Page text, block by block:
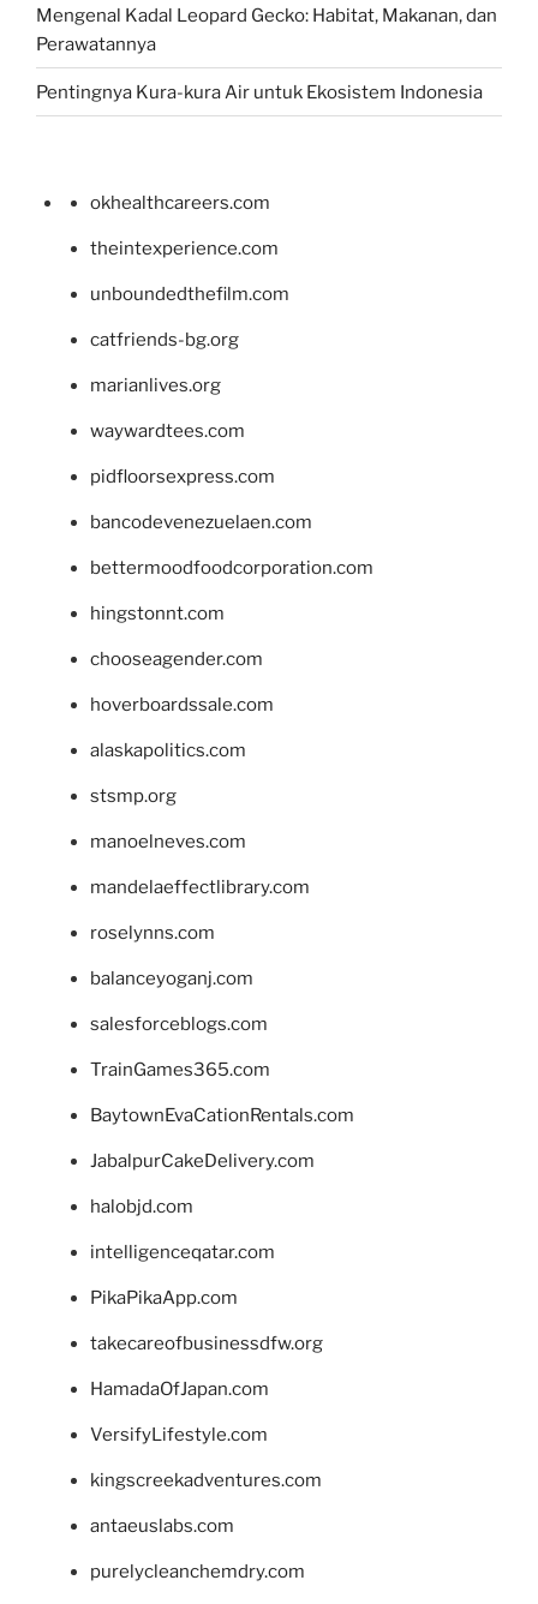
Mengenal Kadal Leopard Gecko: Habitat, Makanan, dan
Perawatannya
Pentingnya Kura-kura Air untuk Ekosistem Indonesia
okhealthcareers.com
theintexperience.com
unboundedthefilm.com
catfriends-bg.org
marianlives.org
waywardtees.com
pidfloorsexpress.com
bancodevenezuelaen.com
bettermoodfoodcorporation.com
hingstonnt.com
chooseagender.com
hoverboardssale.com
alaskapolitics.com
stsmp.org
manoelneves.com
mandelaeffectlibrary.com
roselynns.com
balanceyoganj.com
salesforceblogs.com
TrainGames365.com
BaytownEvaCationRentals.com
JabalpurCakeDelivery.com
halobjd.com
intelligenceqatar.com
PikaPikaApp.com
takecareofbusinessdfw.org
HamadaOfJapan.com
VersifyLifestyle.com
kingscreekadventures.com
antaeuslabs.com
purelycleanchemdry.com